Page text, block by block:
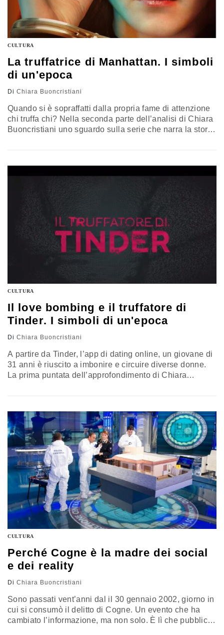
CULTURA
La truffatrice di Manhattan. I simboli
di un'epoca
Di Chiara Buoncristiani
Quando si è sopraffatti dalla propria fame di attenzione
chi truffa chi? Nella seconda parte dell’analisi di Chiara
Buoncristiani uno sguardo sulla serie che narra la storia
CULTURA
Il love bombing e il truffatore di
Tinder. I simboli di un'epoca
Di Chiara Buoncristiani
A partire da Tinder, l’app di dating online, un giovane di
31 anni è riuscito a imbonire e circuire diverse donne.
La prima puntata dell’approfondimento di Chiara
(ed essere truffati)
CULTURA
Perché Cogne è la madre dei social
e dei reality
Di Chiara Buoncristiani
Sono passati vent’anni dal il 30 gennaio 2002, giorno in
cui si consumò il delitto di Cogne. Un evento che ha
cambiato l’informazione, ma non solo. È lì che pubblico